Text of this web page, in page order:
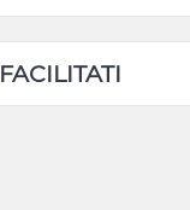
FACILITATI